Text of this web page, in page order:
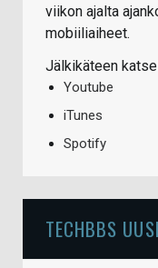
viikon ajalta
mobiiliaiheet.
Jälkikäteen
Youtube
iTunes
Spotify
TECHBBS